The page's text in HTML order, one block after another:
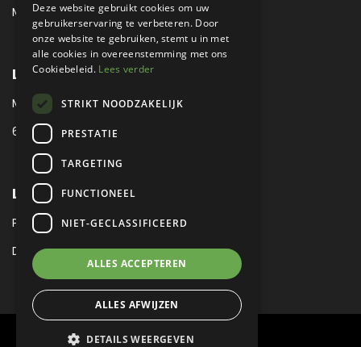
MAIL:SALES@METROPOLE.NL
LOCATIE
MEUBELLAAN 1 / VIA ENZO FERRARI
6651 KV DRUTEN / THE NETHERLANDS
LEGAL
PRIVACY VERKLARING
DISCLAIMER|SITEMAP
Deze website gebruikt cookies om uw
gebruikerservaring te verbeteren. Door
onze website te gebruiken, stemt u in met
alle cookies in overeenstemming met ons
Cookiebeleid. Lees verder
STRIKT NOODZAKELIJK
PRESTATIE
TARGETING
FUNCTIONEEL
NIET-GECLASSIFICEERD
ALLES ACCEPTEREN
ALLES AFWIJZEN
DETAILS WEERGEVEN